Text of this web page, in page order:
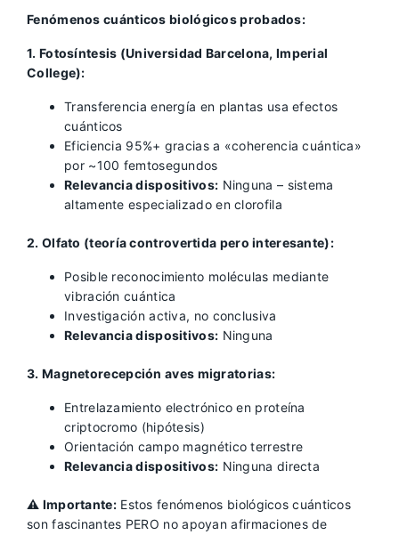
Fenómenos cuánticos biológicos probados:
1. Fotosíntesis (Universidad Barcelona, Imperial
College):
Transferencia energía en plantas usa efectos
cuánticos
Eficiencia 95%+ gracias a «coherencia cuántica»
por ~100 femtosegundos
Relevancia dispositivos: Ninguna – sistema
altamente especializado en clorofila
2. Olfato (teoría controvertida pero interesante):
Posible reconocimiento moléculas mediante
vibración cuántica
Investigación activa, no conclusiva
Relevancia dispositivos: Ninguna
3. Magnetorecepción aves migratorias:
Entrelazamiento electrónico en proteína
criptocromo (hipótesis)
Orientación campo magnético terrestre
Relevancia dispositivos: Ninguna directa
⚠️ Importante:Estos fenómenos biológicos cuánticos
son fascinantes PERO no apoyan afirmaciones de